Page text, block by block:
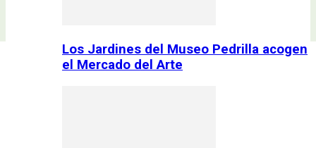
Los Jardines del Museo Pedrilla acogen
el Mercado del Arte